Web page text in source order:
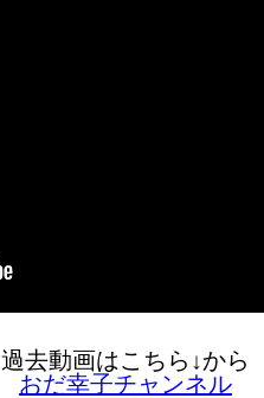
過去動画はこちら↓から
おだ幸子チャンネル